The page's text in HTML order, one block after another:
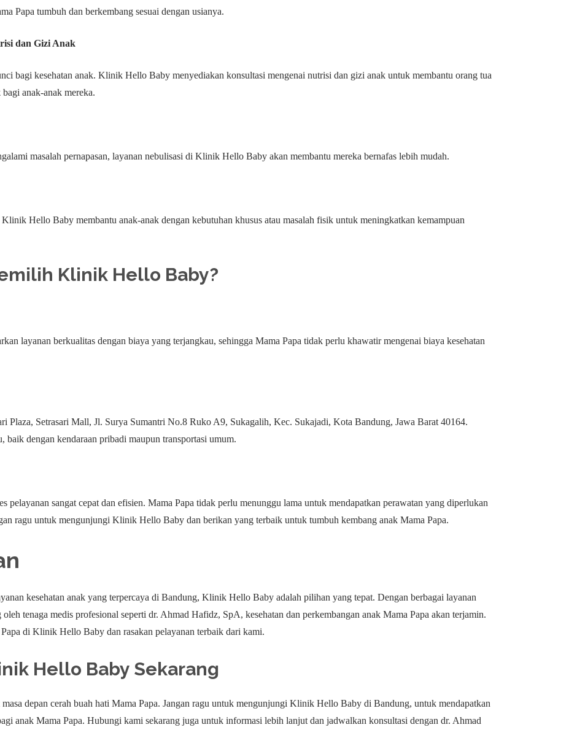
Papa tumbuh dan berkembang sesuai dengan usianya.
dan Gizi Anak
bagi kesehatan anak. Klinik Hello Baby menyediakan konsultasi mengenai nutrisi dan gizi anak untuk membantu orang tua
anak-anak mereka.
masalah pernapasan, layanan nebulisasi di Klinik Hello Baby akan membantu mereka bernafas lebih mudah.
Hello Baby membantu anak-anak dengan kebutuhan khusus atau masalah fisik untuk meningkatkan kemampuan
Klinik Hello Baby?
layanan berkualitas dengan biaya yang terjangkau, sehingga Mama Papa tidak perlu khawatir mengenai biaya kesehatan
Plaza, Setrasari Mall, Jl. Surya Sumantri No.8 Ruko A9, Sukagalih, Kec. Sukajadi, Kota Bandung, Jawa Barat 40164.
baik dengan kendaraan pribadi maupun transportasi umum.
sangat cepat dan efisien. Mama Papa tidak perlu menunggu lama untuk mendapatkan perawatan yang diperlukan
ragu untuk mengunjungi Klinik Hello Baby dan berikan yang terbaik untuk tumbuh kembang anak Mama Papa.
kesehatan anak yang terpercaya di Bandung, Klinik Hello Baby adalah pilihan yang tepat. Dengan berbagai layanan
tenaga medis profesional seperti dr. Ahmad Hafidz, SpA, kesehatan dan perkembangan anak Mama Papa akan terjamin.
Papa di Klinik Hello Baby dan rasakan pelayanan terbaik dari kami.
Hello Baby Sekarang
depan cerah buah hati Mama Papa. Jangan ragu untuk mengunjungi Klinik Hello Baby di Bandung, untuk mendapatkan
anak Mama Papa. Hubungi kami sekarang juga untuk informasi lebih lanjut dan jadwalkan konsultasi dengan dr. Ahmad